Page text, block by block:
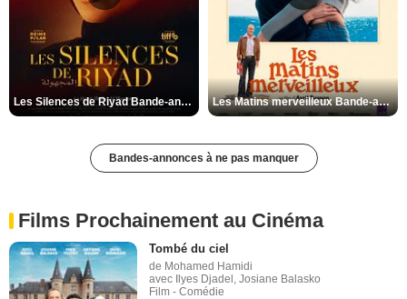
Les Silences de Riyad Bande-annonce VO STFR Les Matins merveilleux Bande-annonce VF
Bandes-annonces à ne pas manquer
Films Prochainement au Cinéma
Tombé du ciel
de Mohamed Hamidi
avec Ilyes Djadel, Josiane Balasko
Film - Comédie